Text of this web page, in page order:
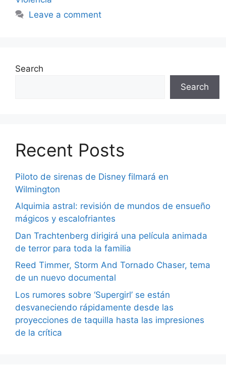
Leave a comment
Search
Search
Recent Posts
Piloto de sirenas de Disney filmará en
Wilmington
Alquimia astral: revisión de mundos de ensueño
mágicos y escalofriantes
Dan Trachtenberg dirigirá una película animada
de terror para toda la familia
Reed Timmer, Storm And Tornado Chaser, tema
de un nuevo documental
Los rumores sobre ‘Supergirl’ se están
desvaneciendo rápidamente desde las
proyecciones de taquilla hasta las impresiones
de la crítica